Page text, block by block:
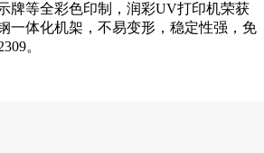
牌等全彩色印制，润彩UV打印机荣获
一体化机架，不易变形，稳定性强，免
。